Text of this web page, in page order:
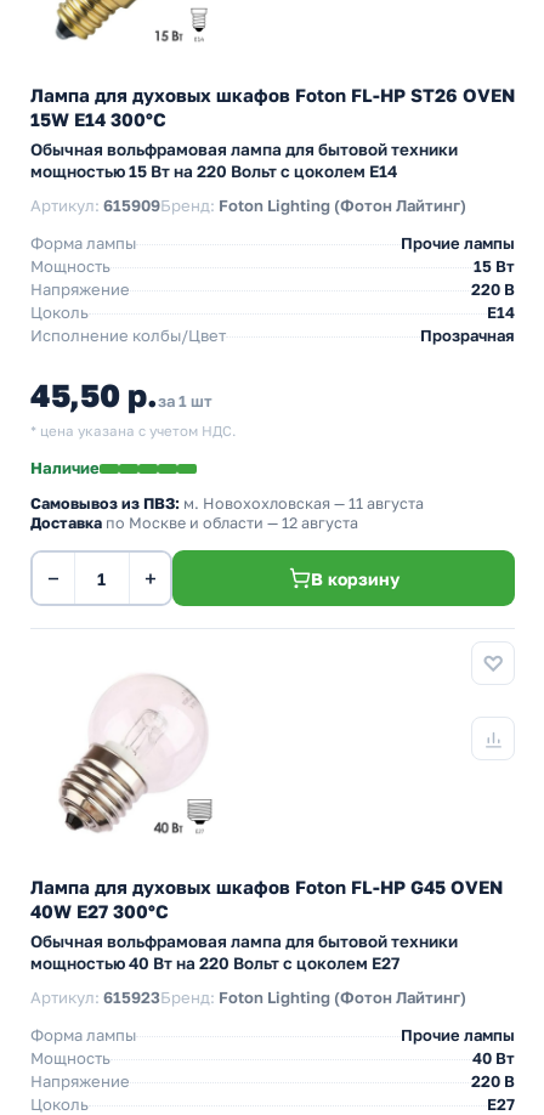
Лампа для духовых шкафов Foton FL-HP ST26 OVEN
15W E14 300°С
Обычная вольфрамовая лампа для бытовой техники
мощностью 15 Вт на 220 Вольт с цоколем E14
Артикул: 615909Бренд: Foton Lighting (Фотон Лайтинг)
Форма лампы
Прочие лампы
Мощность
15 Вт
Напряжение
220 В
Цоколь
E14
Исполнение колбы/Цвет
Прозрачная
45,50 р.за 1 шт
* цена указана с учетом НДС.
Наличие
Самовывоз из ПВЗ: м. Новохохловская — 11 августа
Доставка по Москве и области — 12 августа
− + В корзину
Лампа для духовых шкафов Foton FL-HP G45 OVEN
40W E27 300°С
Обычная вольфрамовая лампа для бытовой техники
мощностью 40 Вт на 220 Вольт с цоколем E27
Артикул: 615923Бренд: Foton Lighting (Фотон Лайтинг)
Форма лампы
Прочие лампы
Мощность
40 Вт
Напряжение
220 В
Цоколь
E27